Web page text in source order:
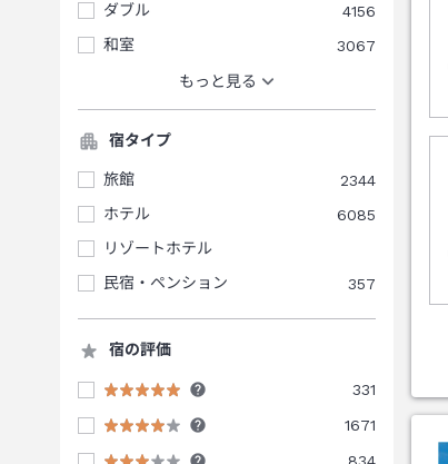
ダブル
4156
和室
3067
もっと見る
宿タイプ
旅館
2344
ホテル
6085
リゾートホテル
民宿・ペンション
357
宿の評価
331
1671
834